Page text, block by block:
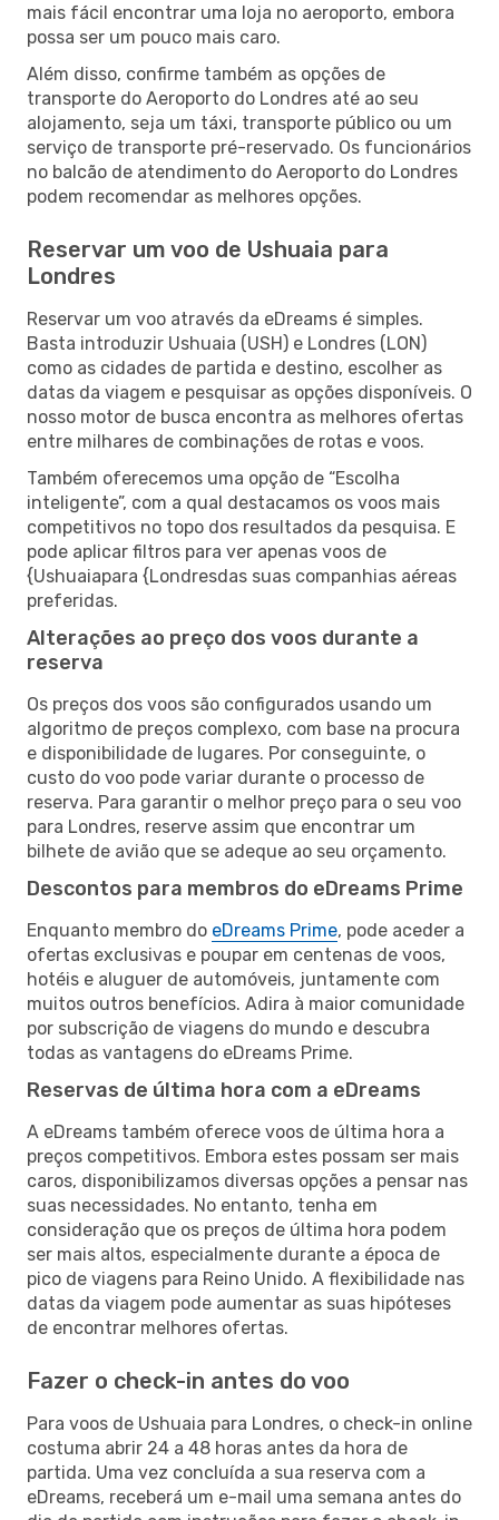
mais fácil encontrar uma loja no aeroporto, embora
possa ser um pouco mais caro.
Além disso, confirme também as opções de
transporte do Aeroporto do Londres até ao seu
alojamento, seja um táxi, transporte público ou um
serviço de transporte pré-reservado. Os funcionários
no balcão de atendimento do Aeroporto do Londres
podem recomendar as melhores opções.
Reservar um voo de Ushuaia para
Londres
Reservar um voo através da eDreams é simples.
Basta introduzir Ushuaia (USH) e Londres (LON)
como as cidades de partida e destino, escolher as
datas da viagem e pesquisar as opções disponíveis. O
nosso motor de busca encontra as melhores ofertas
entre milhares de combinações de rotas e voos.
Também oferecemos uma opção de “Escolha
inteligente”, com a qual destacamos os voos mais
competitivos no topo dos resultados da pesquisa. E
pode aplicar filtros para ver apenas voos de
{Ushuaiapara {Londresdas suas companhias aéreas
preferidas.
Alterações ao preço dos voos durante a
reserva
Os preços dos voos são configurados usando um
algoritmo de preços complexo, com base na procura
e disponibilidade de lugares. Por conseguinte, o
custo do voo pode variar durante o processo de
reserva. Para garantir o melhor preço para o seu voo
para Londres, reserve assim que encontrar um
bilhete de avião que se adeque ao seu orçamento.
Descontos para membros do eDreams Prime
Enquanto membro do eDreams Prime, pode aceder a
ofertas exclusivas e poupar em centenas de voos,
hotéis e aluguer de automóveis, juntamente com
muitos outros benefícios. Adira à maior comunidade
por subscrição de viagens do mundo e descubra
todas as vantagens do eDreams Prime.
Reservas de última hora com a eDreams
A eDreams também oferece voos de última hora a
preços competitivos. Embora estes possam ser mais
caros, disponibilizamos diversas opções a pensar nas
suas necessidades. No entanto, tenha em
consideração que os preços de última hora podem
ser mais altos, especialmente durante a época de
pico de viagens para Reino Unido. A flexibilidade nas
datas da viagem pode aumentar as suas hipóteses
de encontrar melhores ofertas.
Fazer o check-in antes do voo
Para voos de Ushuaia para Londres, o check-in online
costuma abrir 24 a 48 horas antes da hora de
partida. Uma vez concluída a sua reserva com a
eDreams, receberá um e-mail uma semana antes do